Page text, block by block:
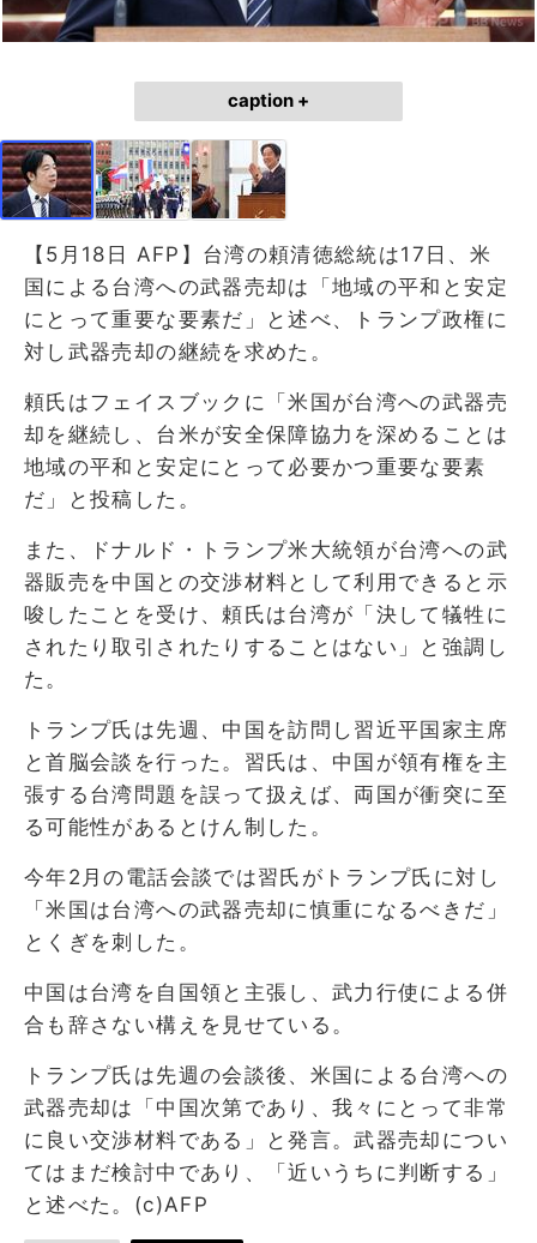
caption +
【5月18日 AFP】台湾の頼清徳総統は17日、米
国による台湾への武器売却は「地域の平和と安定
にとって重要な要素だ」と述べ、トランプ政権に
対し武器売却の継続を求めた。
頼氏はフェイスブックに「米国が台湾への武器売
却を継続し、台米が安全保障協力を深めることは
地域の平和と安定にとって必要かつ重要な要素
だ」と投稿した。
また、ドナルド・トランプ米大統領が台湾への武
器販売を中国との交渉材料として利用できると示
唆したことを受け、頼氏は台湾が「決して犠牲に
されたり取引されたりすることはない」と強調し
た。
トランプ氏は先週、中国を訪問し習近平国家主席
と首脳会談を行った。習氏は、中国が領有権を主
張する台湾問題を誤って扱えば、両国が衝突に至
る可能性があるとけん制した。
今年2月の電話会談では習氏がトランプ氏に対し
「米国は台湾への武器売却に慎重になるべきだ」
とくぎを刺した。
中国は台湾を自国領と主張し、武力行使による併
合も辞さない構えを見せている。
トランプ氏は先週の会談後、米国による台湾への
武器売却は「中国次第であり、我々にとって非常
に良い交渉材料である」と発言。武器売却につい
てはまだ検討中であり、「近いうちに判断する」
と述べた。(c)AFP